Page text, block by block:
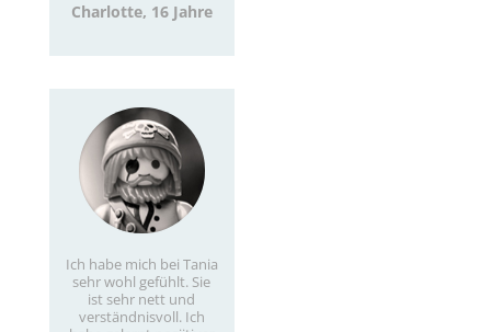
Charlotte, 16 Jahre
Ich habe mich bei Tania
sehr wohl gefühlt. Sie
ist sehr nett und
verständnisvoll. Ich